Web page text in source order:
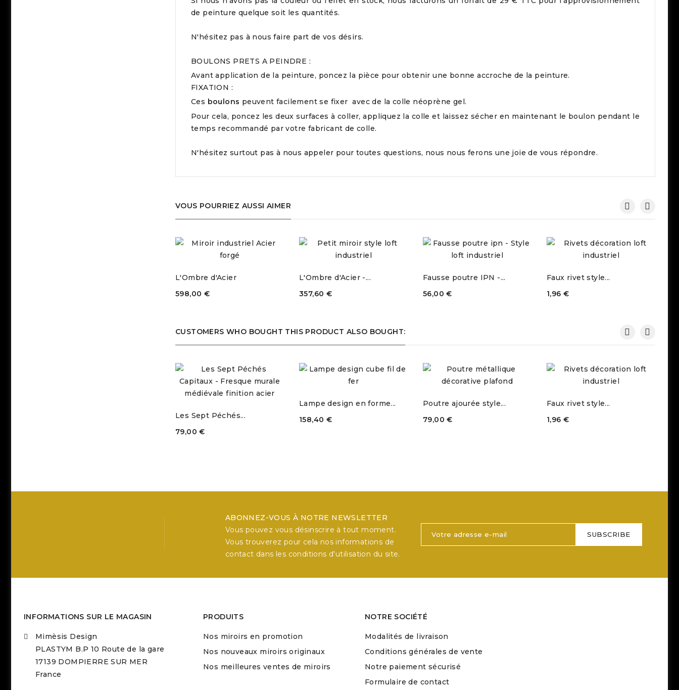
de peinture quelque soit les quantités.
N'hésitez pas à nous faire part de vos désirs.
BOULONS PRETS A PEINDRE :
Avant application de la peinture, poncez la pièce pour obtenir une bonne accroche de la peinture.
FIXATION :
Ces boulons peuvent facilement se fixer avec de la colle néoprène gel.
Pour cela, poncez les deux surfaces à coller, appliquez la colle et laissez sécher en maintenant le boulon pendant le
temps recommandé par votre fabricant de colle.
N'hésitez surtout pas à nous appeler pour toutes questions, nous nous ferons une joie de vous répondre.
VOUS POURRIEZ AUSSI AIMER
L'Ombre d'Acier
598,00 €
web !
L'Ombre d'Acier -...
357,60 €
Fausse poutre IPN -...
56,00 €
Faux rivet style...
1,96 €
CUSTOMERS WHO BOUGHT THIS PRODUCT ALSO BOUGHT:
web !
Les Sept Péchés...
79,00 €
Lampe design en forme...
158,40 €
Poutre ajourée style...
79,00 €
Faux rivet style...
1,96 €
ABONNEZ-VOUS À NOTRE NEWSLETTER
Vous pouvez vous désinscrire à tout moment.
Vous trouverez pour cela nos informations de
contact dans les conditions d'utilisation du site.
INFORMATIONS SUR LE MAGASIN
Mimèsis Design
PLASTYM B.P 10 Route de la gare
17139 DOMPIERRE SUR MER
France
PRODUITS
Nos miroirs en promotion
Nos nouveaux miroirs originaux
Nos meilleures ventes de miroirs
NOTRE SOCIÉTÉ
Modalités de livraison
Conditions générales de vente
Notre paiement sécurisé
Formulaire de contact